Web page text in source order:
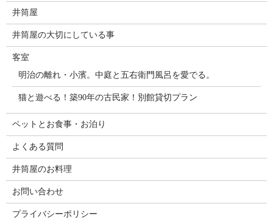
井筒屋
井筒屋の大切にしている事
客室
明治の離れ・小濱。中庭と五右衛門風呂を愛でる。
猫と遊べる！築90年の古民家！別館貸切プラン
ペットとお食事・お泊り
よくある質問
井筒屋のお料理
お問い合わせ
プライバシーポリシー